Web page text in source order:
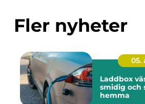
Fler nyheter
05.
Laddbox
smidig och
hemma